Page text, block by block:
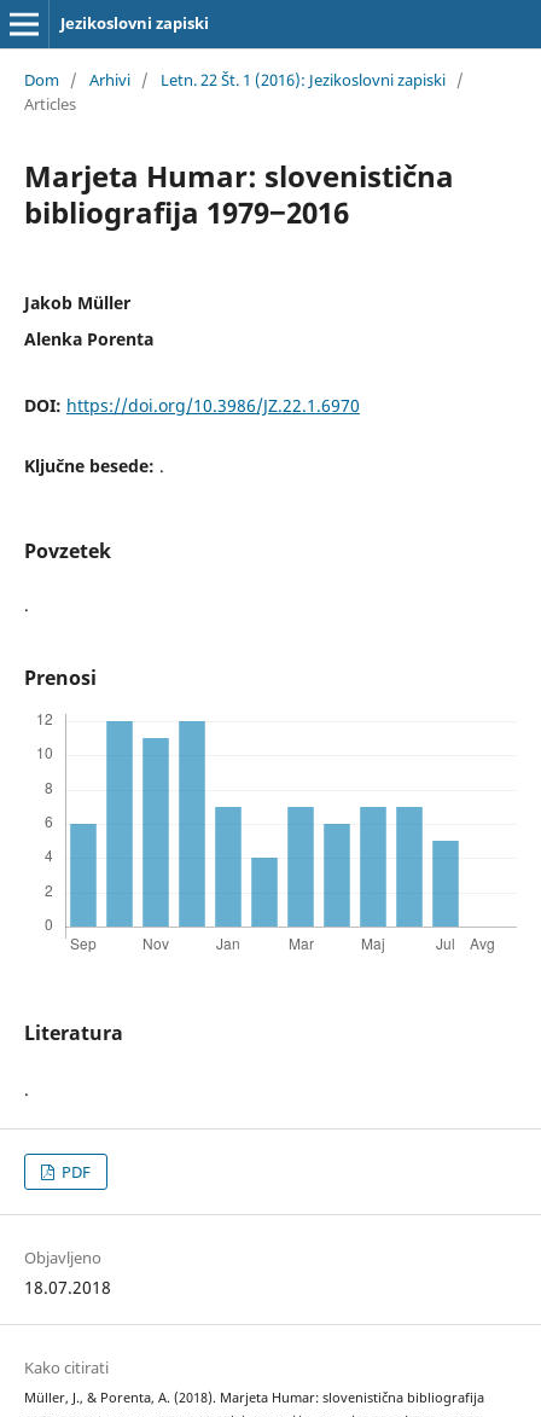
Jezikoslovni zapiski
Dom / Arhivi / Letn. 22 Št. 1 (2016): Jezikoslovni zapiski /
Articles
Marjeta Humar: slovenistična
bibliografija 1979‒2016
Jakob Müller
Alenka Porenta
DOI: https://doi.org/10.3986/JZ.22.1.6970
Ključne besede: .
Povzetek
.
Prenosi
Literatura
.
PDF
Objavljeno
18.07.2018
Kako citirati
Müller, J., & Porenta, A. (2018). Marjeta Humar: slovenistična bibliografija